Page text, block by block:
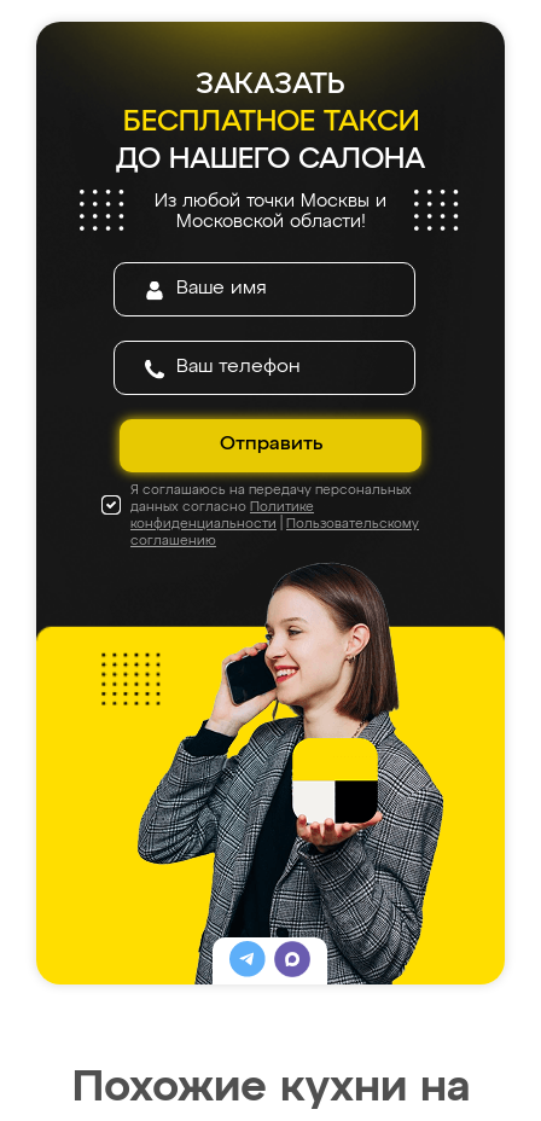
ЗАКАЗАТЬ
БЕСПЛАТНОЕ ТАКСИ
ДО НАШЕГО САЛОНА
Из любой точки Москвы и
Московской области!
Отправить
Я соглашаюсь на передачу персональных
данных согласно Политике
конфиденциальности
Пользовательскому
соглашению
Похожие кухни на